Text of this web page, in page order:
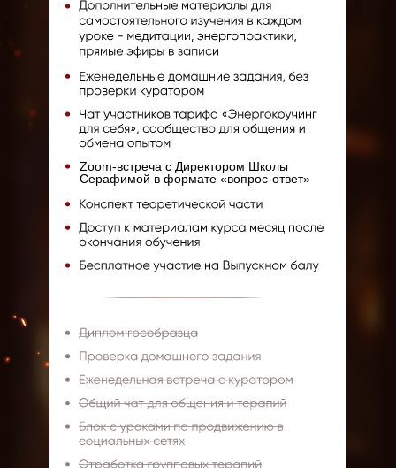
Zoom-встреча с Директором Школы
Серафимой в формате «вопрос-ответ»